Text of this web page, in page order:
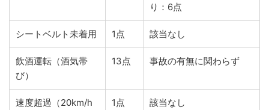
り：6点
シートベルト未着用 1点 該当なし
飲酒運転（酒気帯
び）
13点 事故の有無に関わらず
速度超過（20km/h
1点 該当なし